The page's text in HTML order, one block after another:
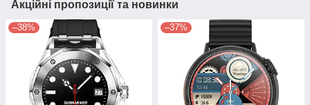
Акційні пропозиції та новинки
–38% –37%